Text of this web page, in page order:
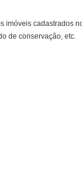
imóveis cadastrados
de conservação, etc.